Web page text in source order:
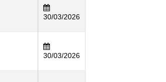
30/03/2026
30/03/2026